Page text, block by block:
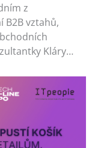
z
vztahů,
Kláry…